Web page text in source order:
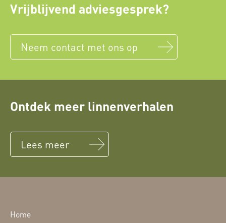
Vrijblijvend adviesgesprek?
Neem contact met ons op
Ontdek meer linnenverhalen
Lees meer
Home